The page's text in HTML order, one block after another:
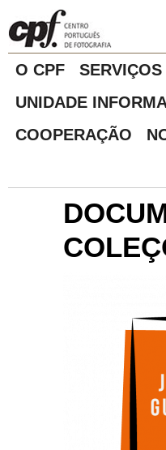
O CPF SERVIÇOS
UNIDADE
COOPERAÇÃO